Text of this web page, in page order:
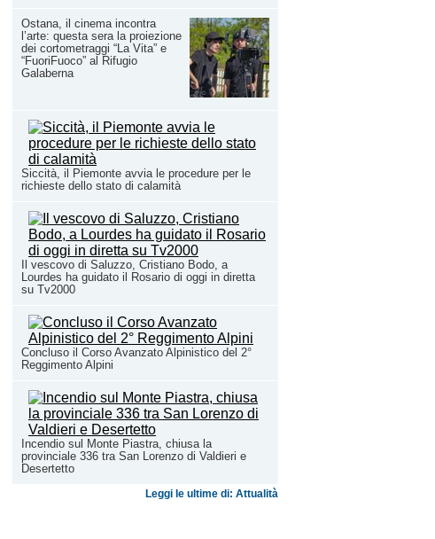
Ostana, il cinema incontra
l’arte: questa sera la proiezione
dei cortometraggi “La Vita” e
“FuoriFuoco” al Rifugio
Galaberna
Siccità, il Piemonte avvia le procedure per le
richieste dello stato di calamità
Il vescovo di Saluzzo, Cristiano Bodo, a
Lourdes ha guidato il Rosario di oggi in diretta
su Tv2000
Concluso il Corso Avanzato Alpinistico del 2°
Reggimento Alpini
Incendio sul Monte Piastra, chiusa la
provinciale 336 tra San Lorenzo di Valdieri e
Desertetto
Leggi le ultime di: Attualità